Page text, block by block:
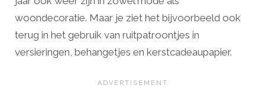
woondecoratie. Maar je ziet het bijvoorbeeld ook
terug in het gebruik van ruitpatroontjes in
versieringen, behangetjes en kerstcadeaupapier.